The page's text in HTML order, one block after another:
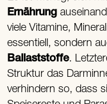
Ernährung
viele Vitamine,
essentiell, sondern
Ballaststoffe.
Struktur das
verhindern so, dass